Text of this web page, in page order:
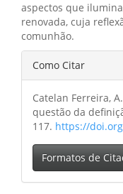
aspectos que
renovada, cuja
comunhão.
Detalhes
do
artigo
Como Citar
Catelan Ferreira,
questão da
117. https://
Formatos de